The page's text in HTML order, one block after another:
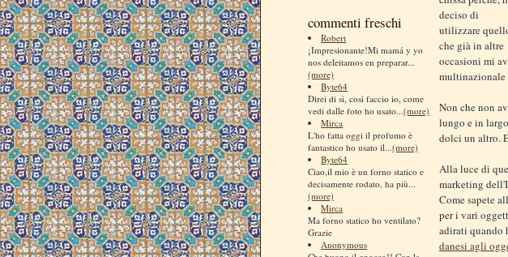
commenti freschi
Robert
¡Impresionante!Mi mamá y yo
nos deleitamos en preparar...
(more)
Byte64
Direi di sì, così faccio io, come
vedi dalle foto ho usato...(more)
Mirca
L'ho fatta oggi il profumo è
fantastico ho usato il...(more)
Byte64
Ciao,il mio è un forno statico e
decisamente rodato, ha più...
(more)
Mirca
Ma forno statico ho ventilato?
Grazie
Anonymous
deciso di
utilizzare
che già in altre
occasioni mi
multinazionale
Non che non
lungo e in
dolci un altro.
Alla luce di
marketing
Come sapete
per i vari
adirati quando
danesi agli